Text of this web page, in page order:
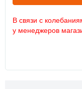
В связи с
у менеджеров